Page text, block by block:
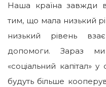
Наша країна завжди
тим, що мала низький
низький рівень
допомоги. Зараз
«соціальний капітал»
будуть більше